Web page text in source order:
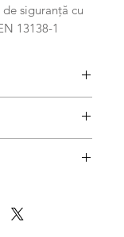
siguranță cu
13138-1
0.2kg
etichetele
lucrătoare.